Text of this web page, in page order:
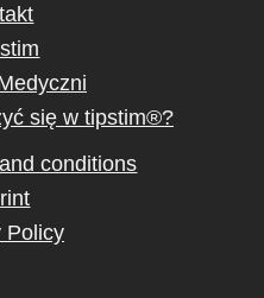
się w tipstim®?
conditions
Policy